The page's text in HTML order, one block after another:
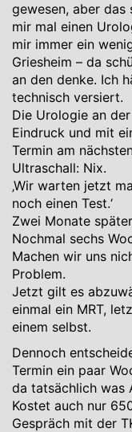
gewesen, aber das
mir mal einen
mir immer ein
Griesheim – da
an den denke. Ich
technisch versiert.
Die Urologie an
Eindruck und mit
Termin am
Ultraschall: Nix.
‚Wir warten jetzt
noch einen Test.‘
Zwei Monate
Nochmal sechs
Machen wir uns
Problem.
Jetzt gilt es
einmal ein MRT,
einem selbst.
Dennoch
Termin ein paar
da tatsächlich was
Kostet auch nur
Gespräch mit der